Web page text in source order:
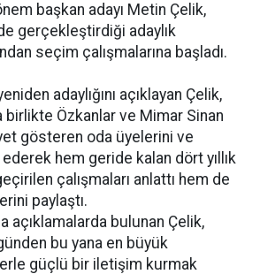
başkan adayı Metin Çelik,
gerçekleştirdiği adaylık
seçim çalışmalarına başladı.
adaylığını açıklayan Çelik,
birlikte Özkanlar ve Mimar Sinan
gösteren oda üyelerini ve
hem geride kalan dört yıllık
çalışmaları anlattı hem de
paylaştı.
açıklamalarda bulunan Çelik,
bu yana en büyük
güçlü bir iletişim kurmak